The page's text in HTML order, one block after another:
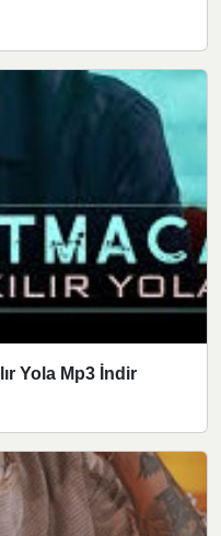
Yola Mp3 İndir